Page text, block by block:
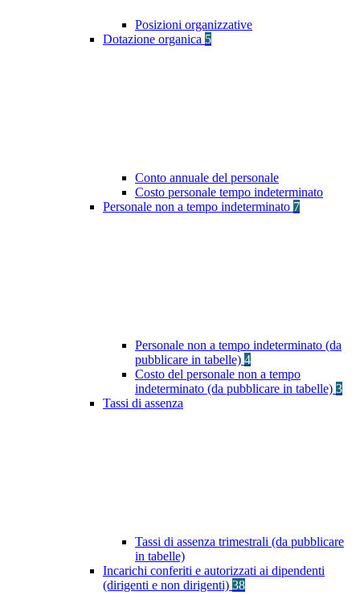
Posizioni organizzative
Dotazione organica 5
Conto annuale del personale
Costo personale tempo indeterminato
Personale non a tempo indeterminato 7
Personale non a tempo indeterminato (da
pubblicare in tabelle) 4
Costo del personale non a tempo
indeterminato (da pubblicare in tabelle) 3
Tassi di assenza
Tassi di assenza trimestrali (da pubblicare
in tabelle)
Incarichi conferiti e autorizzati ai dipendenti
(dirigenti e non dirigenti) 38